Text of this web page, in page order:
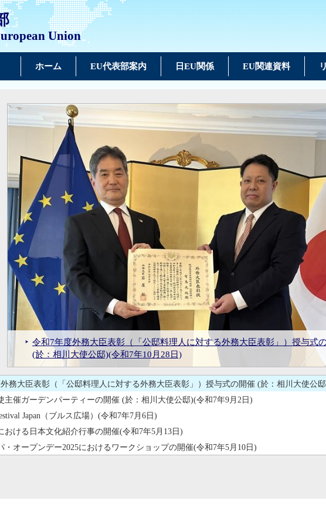
Union
ホーム EU代表部案内 日EU関係 EU関連資料
ラインハルト・ビュティコファ元欧州議会議員に対する叙勲伝達式の開催 (
川大使公邸)(令和8年1月28日)
令和7年度外務大臣表彰（「公邸料理人に対する外務大臣表彰」）授与式
(於：相川大使公邸)(令和7年10月28日)
2025年大使主催ガーデンパーティーの開催 (於：相川大使公邸)(令和7年9
Summer Festival Japan（ブルス広場）(令和7年7月6日)
欧州議会における日本文化紹介行事の開催(令和7年5月13日)
ヨーロッパ・オープンデー2025におけるワークショップの開催(令和7年5
句会イベントの開催 (令和7年2月21日)
日EU友好関係50周年を祝う夕べの開催（令和7年2月5日）
2025年欧州連合（EU）日本政府代表部設立50周年記念ロゴマーク決
相川大使による信任状捧呈（令和6年6月21日）
相川大使による信任状捧呈（令和6年1月11日）
トの開催(令和7年2月21日)
関係50周年を祝う夕べの開催（令和7年2月5日）
連合（EU）日本政府代表部設立50周年記念ロゴマーク決定
よる信任状捧呈（令和6年6月21日）
よる信任状捧呈（令和6年1月11日）
ト・ビュティコファ元欧州議会議員に対する叙勲伝達式の開催 (於：相川大使公邸)(令和
外務大臣表彰（「公邸料理人に対する外務大臣表彰」）授与式の開催 (於：相川大使公邸
主催ガーデンパーティーの開催 (於：相川大使公邸)(令和7年9月2日)
Japan（ブルス広場）(令和7年7月6日)
おける日本文化紹介行事の開催(令和7年5月13日)
・オープンデー2025におけるワークショップの開催(令和7年5月10日)
トの開催(令和7年2月21日)
係50周年を祝う夕べの開催（令和7年2月5日）